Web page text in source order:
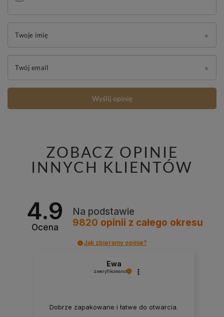
Twoje imię
Twój email
Wyślij opinię
ZOBACZ OPINIE
INNYCH KLIENTÓW
4.9
Ocena
Na podstawie
9820 opinii z całego okresu
Jak zbieramy opinie?
Ewa
zweryfikowano
Dobrze zapakowane i łatwe do otwarcia.